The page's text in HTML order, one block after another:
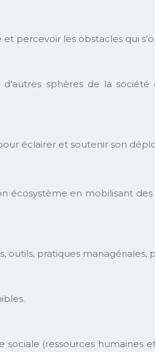
percevoir les obstacles qui
sphères de la
éclairer et soutenir son
en mobilisant
outils, pratiques managériales,
(ressources humaines